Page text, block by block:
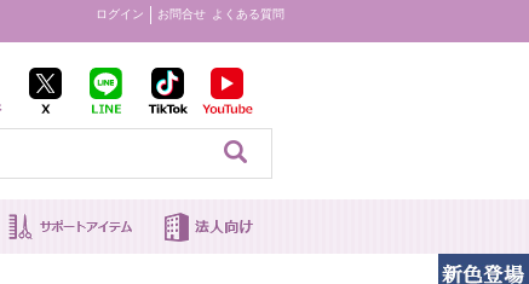
ログイン お問合せ よくある質問